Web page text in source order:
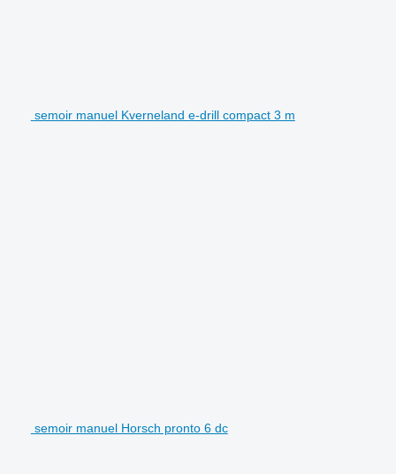
semoir manuel Kverneland e-drill compact 3 m
semoir manuel Horsch pronto 6 dc